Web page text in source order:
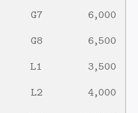
6,000
G7
6,500
G8
3,500
L1
4,000
L2